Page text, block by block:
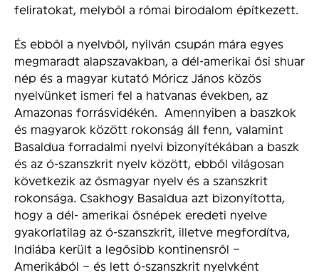
feliratokat, melyből a római birodalom építkezett.
És ebből a nyelvből, nyilván csupán mára egyes
megmaradt alapszavakban, a dél-amerikai ősi shuar
nép és a magyar kutató Móricz János közös
nyelvünket ismeri fel a hatvanas években, az
Amazonas forrásvidékén. Amennyiben a baszkok
és magyarok között rokonság áll fenn, valamint
Basaldua forradalmi nyelvi bizonyítékában a baszk
és az ó-szanszkrit nyelv között, ebből világosan
következik az ősmagyar nyelv és a szanszkrit
rokonsága. Csakhogy Basaldua azt bizonyította,
hogy a dél- amerikai ősnépek eredeti nyelve
gyakorlatilag az ó-szanszkrit, illetve megfordítva,
Indiába került a legősibb kontinensről –
Amerikából – és lett ó-szanszkrit nyelvként